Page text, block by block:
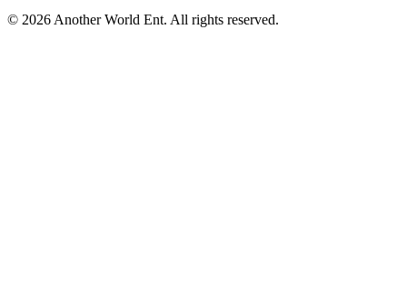
© 2026 Another World Ent. All rights reserved.